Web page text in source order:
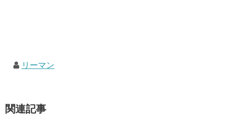
リーマン
関連記事